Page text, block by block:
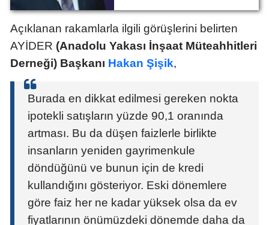
Açıklanan rakamlarla ilgili görüşlerini belirten
AYİDER (Anadolu Yakası İnşaat Müteahhitleri
Derneği) Başkanı Hakan Şişik,
Burada en dikkat edilmesi gereken nokta
ipotekli satışların yüzde 90,1 oranında
artması. Bu da düşen faizlerle birlikte
insanların yeniden gayrimenkule
döndüğünü ve bunun için de kredi
kullandığını gösteriyor. Eski dönemlere
göre faiz her ne kadar yüksek olsa da ev
fiyatlarının önümüzdeki dönemde daha da